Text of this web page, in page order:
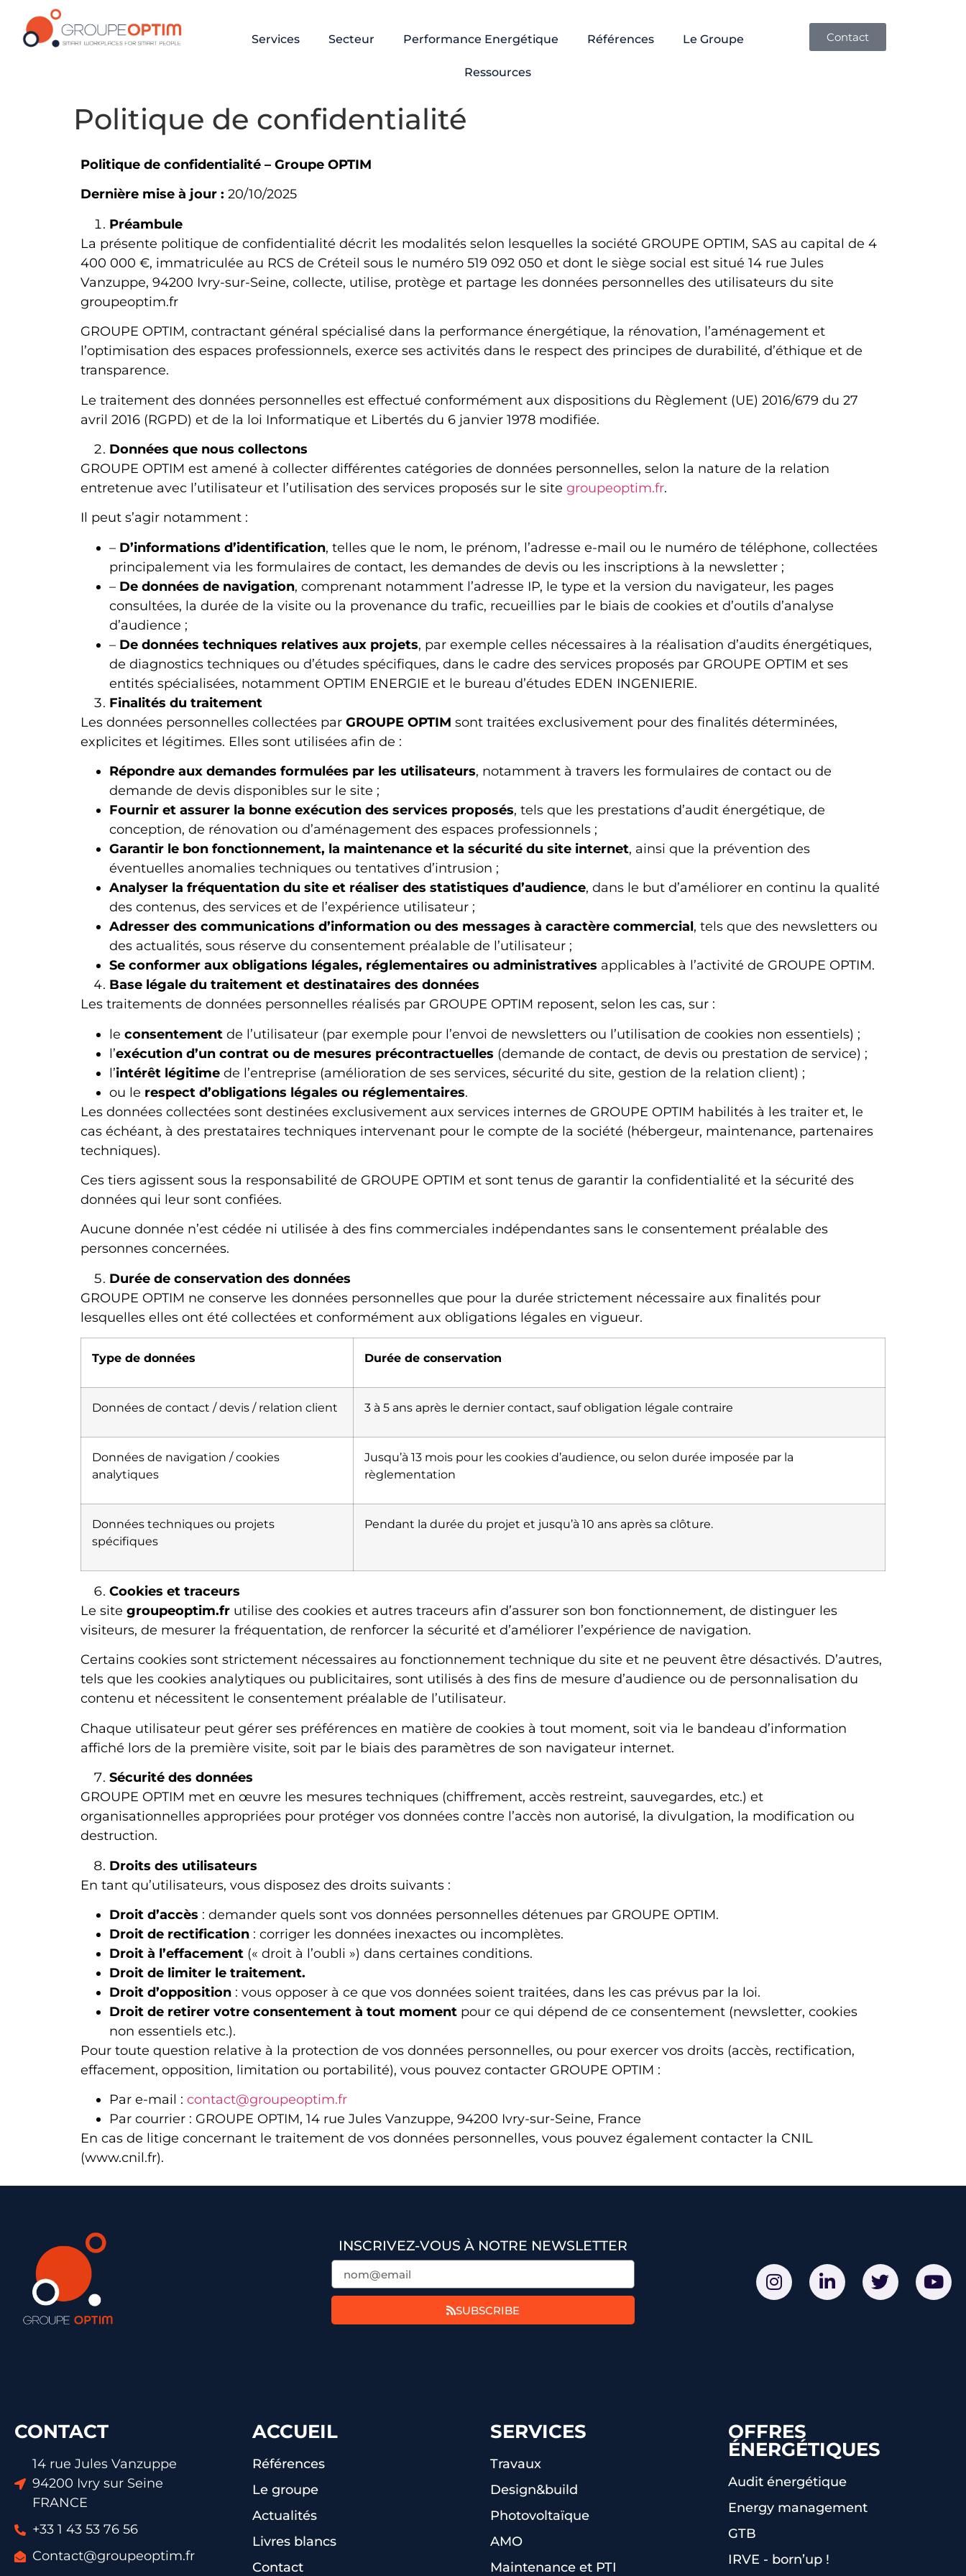
Services Secteur Performance Energétique Références Le Groupe
Ressources
Contact
Politique de confidentialité
Politique de confidentialité – Groupe OPTIM
Dernière mise à jour : 20/10/2025
Préambule
La présente politique de confidentialité décrit les modalités selon lesquelles la société GROUPE OPTIM, SAS au capital de 4
400 000 €, immatriculée au RCS de Créteil sous le numéro 519 092 050 et dont le siège social est situé 14 rue Jules
Vanzuppe, 94200 Ivry-sur-Seine, collecte, utilise, protège et partage les données personnelles des utilisateurs du site
groupeoptim.fr
GROUPE OPTIM, contractant général spécialisé dans la performance énergétique, la rénovation, l’aménagement et
l’optimisation des espaces professionnels, exerce ses activités dans le respect des principes de durabilité, d’éthique et de
transparence.
Le traitement des données personnelles est effectué conformément aux dispositions du Règlement (UE) 2016/679 du 27
avril 2016 (RGPD) et de la loi Informatique et Libertés du 6 janvier 1978 modifiée.
Données que nous collectons
GROUPE OPTIM est amené à collecter différentes catégories de données personnelles, selon la nature de la relation
entretenue avec l’utilisateur et l’utilisation des services proposés sur le site groupeoptim.fr.
Il peut s’agir notamment :
– D’informations d’identification, telles que le nom, le prénom, l’adresse e-mail ou le numéro de téléphone, collectées
principalement via les formulaires de contact, les demandes de devis ou les inscriptions à la newsletter ;
– De données de navigation, comprenant notamment l’adresse IP, le type et la version du navigateur, les pages
consultées, la durée de la visite ou la provenance du trafic, recueillies par le biais de cookies et d’outils d’analyse
d’audience ;
– De données techniques relatives aux projets, par exemple celles nécessaires à la réalisation d’audits énergétiques,
de diagnostics techniques ou d’études spécifiques, dans le cadre des services proposés par GROUPE OPTIM et ses
entités spécialisées, notamment OPTIM ENERGIE et le bureau d’études EDEN INGENIERIE.
Finalités du traitement
Les données personnelles collectées par GROUPE OPTIM sont traitées exclusivement pour des finalités déterminées,
explicites et légitimes. Elles sont utilisées afin de :
Répondre aux demandes formulées par les utilisateurs, notamment à travers les formulaires de contact ou de
demande de devis disponibles sur le site ;
Fournir et assurer la bonne exécution des services proposés, tels que les prestations d’audit énergétique, de
conception, de rénovation ou d’aménagement des espaces professionnels ;
Garantir le bon fonctionnement, la maintenance et la sécurité du site internet, ainsi que la prévention des
éventuelles anomalies techniques ou tentatives d’intrusion ;
Analyser la fréquentation du site et réaliser des statistiques d’audience, dans le but d’améliorer en continu la qualité
des contenus, des services et de l’expérience utilisateur ;
Adresser des communications d’information ou des messages à caractère commercial, tels que des newsletters ou
des actualités, sous réserve du consentement préalable de l’utilisateur ;
Se conformer aux obligations légales, réglementaires ou administratives applicables à l’activité de GROUPE OPTIM.
Base légale du traitement et destinataires des données
Les traitements de données personnelles réalisés par GROUPE OPTIM reposent, selon les cas, sur :
le consentement de l’utilisateur (par exemple pour l’envoi de newsletters ou l’utilisation de cookies non essentiels) ;
l’exécution d’un contrat ou de mesures précontractuelles (demande de contact, de devis ou prestation de service) ;
l’intérêt légitime de l’entreprise (amélioration de ses services, sécurité du site, gestion de la relation client) ;
ou le respect d’obligations légales ou réglementaires.
Les données collectées sont destinées exclusivement aux services internes de GROUPE OPTIM habilités à les traiter et, le
cas échéant, à des prestataires techniques intervenant pour le compte de la société (hébergeur, maintenance, partenaires
techniques).
Ces tiers agissent sous la responsabilité de GROUPE OPTIM et sont tenus de garantir la confidentialité et la sécurité des
données qui leur sont confiées.
Aucune donnée n’est cédée ni utilisée à des fins commerciales indépendantes sans le consentement préalable des
personnes concernées.
Durée de conservation des données
GROUPE OPTIM ne conserve les données personnelles que pour la durée strictement nécessaire aux finalités pour
lesquelles elles ont été collectées et conformément aux obligations légales en vigueur.
Type de données Durée de conservation
Données de contact / devis / relation client 3 à 5 ans après le dernier contact, sauf obligation légale contraire
Données de navigation / cookies
analytiques
Jusqu’à 13 mois pour les cookies d’audience, ou selon durée imposée par la
règlementation
Données techniques ou projets
spécifiques
Pendant la durée du projet et jusqu’à 10 ans après sa clôture.
Cookies et traceurs
Le site groupeoptim.fr utilise des cookies et autres traceurs afin d’assurer son bon fonctionnement, de distinguer les
visiteurs, de mesurer la fréquentation, de renforcer la sécurité et d’améliorer l’expérience de navigation.
Certains cookies sont strictement nécessaires au fonctionnement technique du site et ne peuvent être désactivés. D’autres,
tels que les cookies analytiques ou publicitaires, sont utilisés à des fins de mesure d’audience ou de personnalisation du
contenu et nécessitent le consentement préalable de l’utilisateur.
Chaque utilisateur peut gérer ses préférences en matière de cookies à tout moment, soit via le bandeau d’information
affiché lors de la première visite, soit par le biais des paramètres de son navigateur internet.
Sécurité des données
GROUPE OPTIM met en œuvre les mesures techniques (chiffrement, accès restreint, sauvegardes, etc.) et
organisationnelles appropriées pour protéger vos données contre l’accès non autorisé, la divulgation, la modification ou
destruction.
Droits des utilisateurs
En tant qu’utilisateurs, vous disposez des droits suivants :
Droit d’accès : demander quels sont vos données personnelles détenues par GROUPE OPTIM.
Droit de rectification : corriger les données inexactes ou incomplètes.
Droit à l’effacement (« droit à l’oubli ») dans certaines conditions.
Droit de limiter le traitement.
Droit d’opposition : vous opposer à ce que vos données soient traitées, dans les cas prévus par la loi.
Droit de retirer votre consentement à tout moment pour ce qui dépend de ce consentement (newsletter, cookies
non essentiels etc.).
Pour toute question relative à la protection de vos données personnelles, ou pour exercer vos droits (accès, rectification,
effacement, opposition, limitation ou portabilité), vous pouvez contacter GROUPE OPTIM :
Par e-mail : contact@groupeoptim.fr
Par courrier : GROUPE OPTIM, 14 rue Jules Vanzuppe, 94200 Ivry-sur-Seine, France
En cas de litige concernant le traitement de vos données personnelles, vous pouvez également contacter la CNIL
(www.cnil.fr).
INSCRIVEZ-VOUS À NOTRE NEWSLETTER
SUBSCRIBE
CONTACT
14 rue Jules Vanzuppe
94200 Ivry sur Seine
FRANCE
+33 1 43 53 76 56
Contact@groupeoptim.fr
ACCUEIL
Références
Le groupe
Actualités
Livres blancs
Contact
SERVICES
Travaux
Design&build
Photovoltaïque
AMO
Maintenance et PTI
OFFRES
ÉNERGÉTIQUES
Audit énergétique
Energy management
GTB
IRVE - born’up !